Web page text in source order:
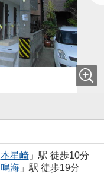
本星崎」駅 徒歩10分
鳴海」駅 徒歩19分